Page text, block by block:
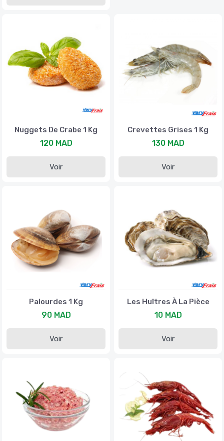
Nuggets De Crabe 1 Kg
120 MAD
Voir
Crevettes Grises 1 Kg
130 MAD
Voir
Palourdes 1 Kg
90 MAD
Voir
Les Huîtres À La Pièce
10 MAD
Voir